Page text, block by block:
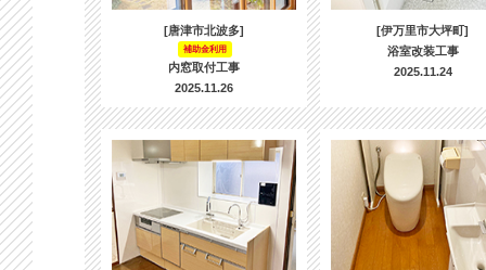
[唐津市北波多]
補助金利用
内窓取付工事
2025.11.26
[伊万里市大坪町]
浴室改装工事
2025.11.24